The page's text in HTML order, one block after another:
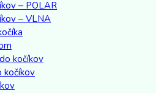
– POLAR
– VLNA
kočíkov
kočíkov